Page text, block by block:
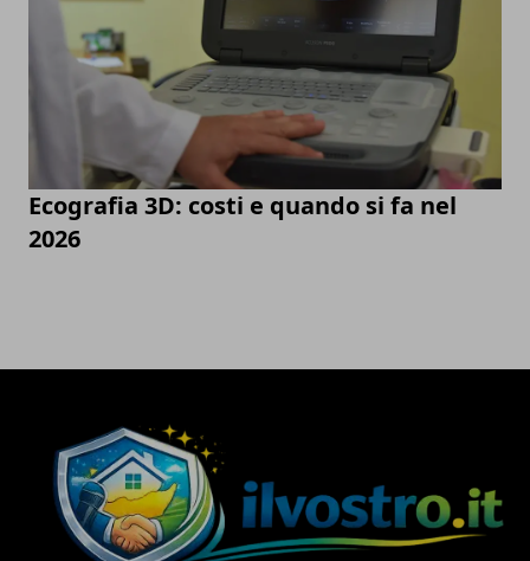
Ecografia 3D: costi e quando si fa nel
2026